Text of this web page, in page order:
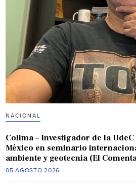
NACIONAL
Colima – Investigador de la
México en seminario
ambiente y geotecnia (El
05 AGOSTO 2026